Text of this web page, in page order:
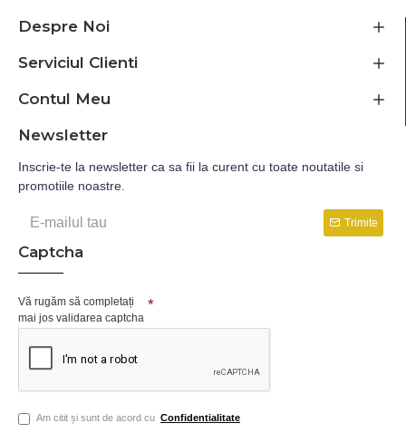
Despre Noi
Serviciul Clienti
Contul Meu
Newsletter
Inscrie-te la newsletter ca sa fii la curent cu toate noutatile si
promotiile noastre.
Trimite
Captcha
Vă rugăm să completați
mai jos validarea captcha
Am citit și sunt de acord cu Confidentialitate